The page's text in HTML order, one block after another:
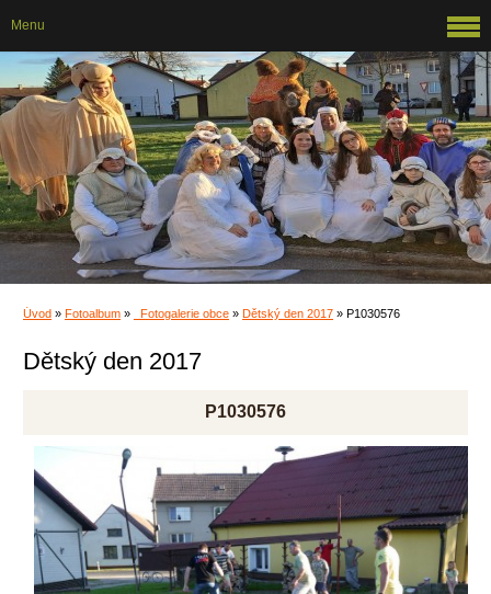
Úvod » Fotoalbum » _Fotogalerie obce » Dětský den 2017 » P1030576
Dětský den 2017
P1030576
Menu